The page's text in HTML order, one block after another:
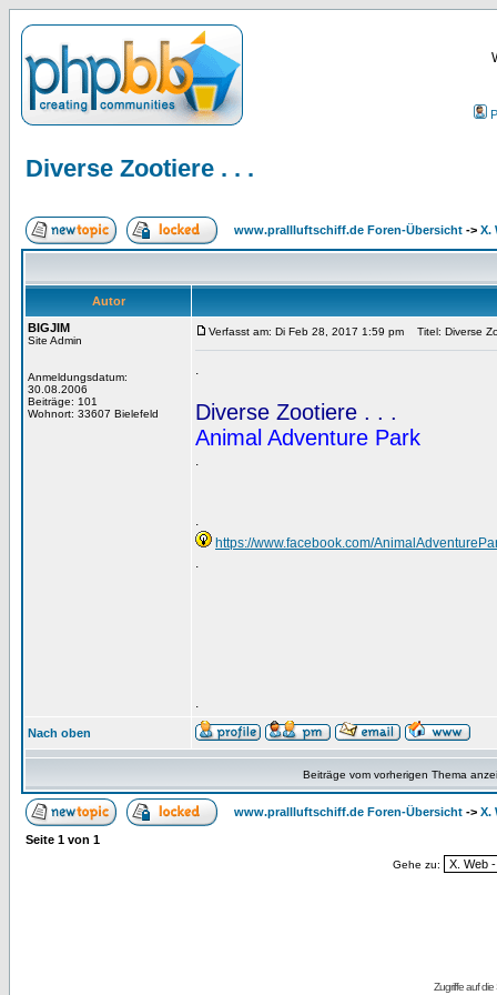
Diverse Zootiere . . .
www.prallluftschiff.de Foren-Übersicht -> X.
Autor
BIGJIM
Site Admin
Anmeldungsdatum:
30.08.2006
Beiträge: 101
Wohnort: 33607 Bielefeld
Verfasst am: Di Feb 28, 2017 1:59 pm Titel: Diverse
.
Diverse Zootiere . . .
Animal Adventure Park
.
.
https://www.facebook.com/
.
.
Nach oben
Beiträge vom vorherigen Thema
www.prallluftschiff.de Foren-Übersicht -> X.
Seite 1 von 1
Gehe zu:
Zugriffe auf